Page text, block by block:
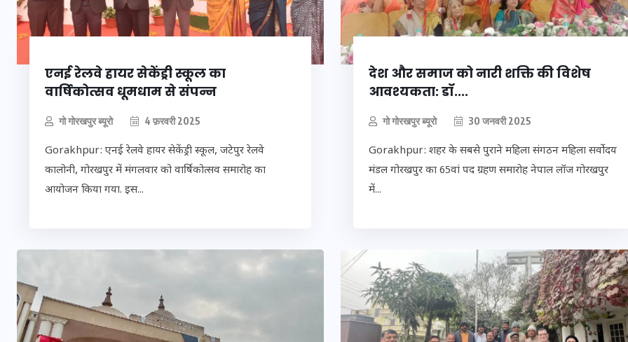
एनई रेलवे हायर सेकेंड्री स्कूल का
वार्षिकोत्सव धूमधाम से संपन्न
गो गोरखपुर ब्यूरो 4 फ़रवरी 2025
Gorakhpur: एनई रेलवे हायर सेकेंड्री स्कूल, जटेपुर रेलवे
कालोनी, गोरखपुर में मंगलवार को वार्षिकोत्सव समारोह का
आयोजन किया गया. इस...
देश और समाज को नारी शक्ति की विशेष
आवश्यकता: डॉ....
गो गोरखपुर ब्यूरो 30 जनवरी 2025
Gorakhpur: शहर के सबसे पुराने महिला संगठन महिला सर्वोदय
मंडल गोरखपुर का 65वां पद ग्रहण समारोह नेपाल लॉज गोरखपुर
में...
जानिए क्या कहते हैं आपके
सितारे (25 अगस्त से 31
जानिए क्या कहते हैं आपके
सितारे (25 अगस्त से 31